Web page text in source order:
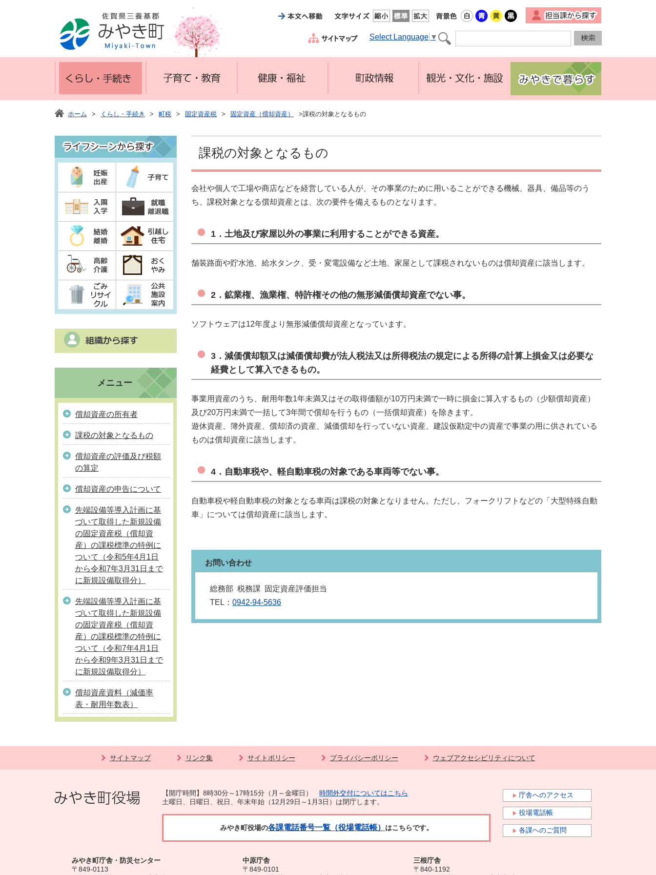
Select Language ▼
ホーム > くらし・手続き > 町税 > 固定資産税 > 固定資産（償却資産） >課税の対象となるもの
メニュー
償却資産の所有者
課税の対象となるもの
償却資産の評価及び税額
の算定
償却資産の申告について
先端設備等導入計画に基
づいて取得した新規設備
の固定資産税（償却資
産）の課税標準の特例に
ついて（令和5年4月1日
から令和7年3月31日まで
に新規設備取得分）
先端設備等導入計画に基
づいて取得した新規設備
の固定資産税（償却資
産）の課税標準の特例に
ついて（令和7年4月1日
から令和9年3月31日まで
に新規設備取得分）
償却資産資料（減価率
表・耐用年数表）
課税の対象となるもの
会社や個人で工場や商店などを経営している人が、その事業のために用いることができる機械、器具、備品等のう
ち、課税対象となる償却資産とは、次の要件を備えるものとなります。
1．土地及び家屋以外の事業に利用することができる資産。
舗装路面や貯水池、給水タンク、受・変電設備など土地、家屋として課税されないものは償却資産に該当します。
2．鉱業権、漁業権、特許権その他の無形減価償却資産でない事。
ソフトウェアは12年度より無形減価償却資産となっています。
3．減価償却額又は減価償却費が法人税法又は所得税法の規定による所得の計算上損金又は必要な
経費として算入できるもの。
事業用資産のうち、耐用年数1年未満又はその取得価額が10万円未満で一時に損金に算入するもの（少額償却資産）
及び20万円未満で一括して3年間で償却を行うもの（一括償却資産）を除きます。
遊休資産、簿外資産、償却済の資産、減価償却を行っていない資産、建設仮勘定中の資産で事業の用に供されている
ものは償却資産に該当します。
4．自動車税や、軽自動車税の対象である車両等でない事。
自動車税や軽自動車税の対象となる車両は課税の対象となりません。ただし、フォークリフトなどの「大型特殊自動
車」については償却資産に該当します。
お問い合わせ
総務部 税務課 固定資産評価担当
TEL： 0942-94-5636
サイトマップ リンク集 サイトポリシー プライバシーポリシー ウェブアクセシビリティについて
【開庁時間】8時30分～17時15分（月～金曜日） 時間外交付についてはこちら
土曜日、日曜日、祝日、年末年始（12月29日～1月3日）は閉庁します。
みやき町役場の各課電話番号一覧（役場電話帳） はこちらです。
庁舎へのアクセス
役場電話帳
各課へのご質問
みやき町庁舎・防災センター
〒849-0113
中原庁舎
〒849-0101
三根庁舎
〒840-1192